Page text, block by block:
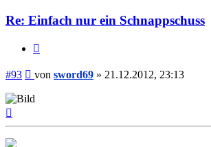
Re: Einfach nur ein Schnappschuss
#93 Beitrag
von sword69 » 21.12.2012, 23:13